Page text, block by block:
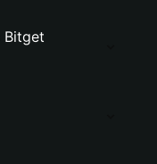
Bitget